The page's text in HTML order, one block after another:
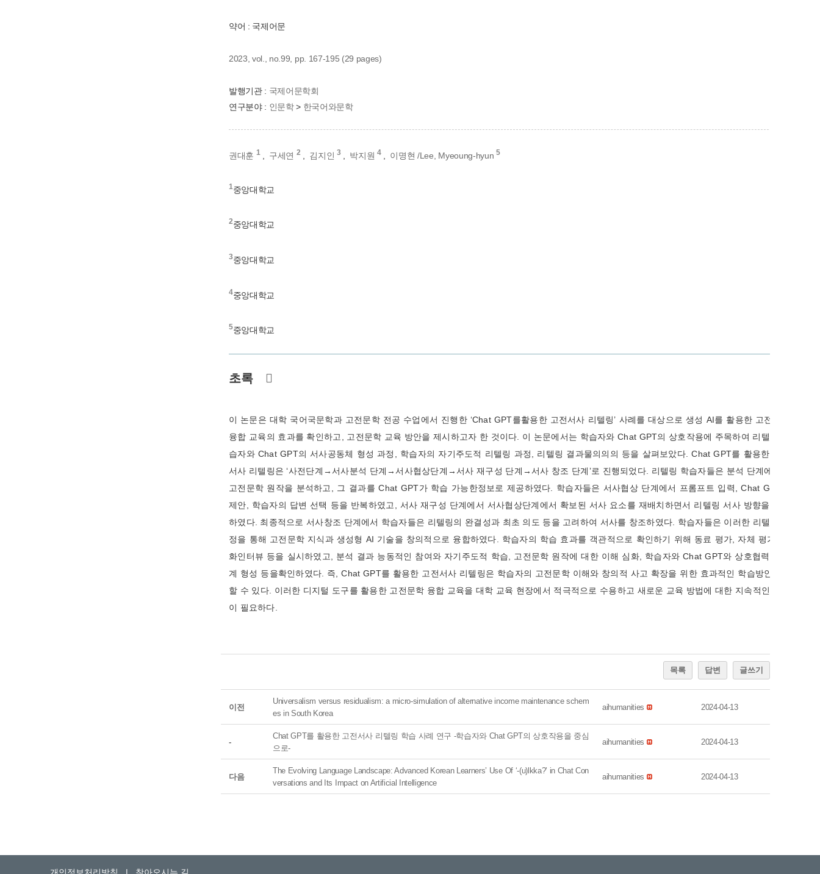
약어 : 국제어문
2023, vol., no.99, pp. 167-195 (29 pages)
발행기관 : 국제어문학회
연구분야 : 인문학> 한국어와문학
권대훈 1, 구세연 2 김지인 3 박지원 4, 이명현 /Lee, Myeoung-hyun 5
1중앙대학교
2중앙대학교
3중앙대학교
4중앙대학교
5중앙대학교
초록
이 논문은 대학 국어국문학과 고전문학 전공 수업에서 진행한 ‘Chat GPT를활용한 고전서사 리텔링’ 사례를 대상으로 생성 AI를 활용한 고전문학
융합 교육의 효과를 확인하고, 고전문학 교육 방안을 제시하고자 한 것이다. 이 논문에서는 학습자와 Chat GPT의 상호작용에 주목하여 리텔링 학
습자와 Chat GPT의 서사공동체 형성 과정, 학습자의 자기주도적 리텔링 과정, 리텔링 결과물의의의 등을 살펴보았다. Chat GPT를 활용한 고전
서사 리텔링은 ‘사전단계→서사분석 단계→서사협상단계→서사 재구성 단계→서사 창조 단계’로 진행되었다. 리텔링 학습자들은 분석 단계에서의
고전문학 원작을 분석하고, 그 결과를 Chat GPT가 학습 가능한정보로 제공하였다. 학습자들은 서사협상 단계에서 프롬프트 입력, Chat GPT의
제안, 학습자의 답변 선택 등을 반복하였고, 서사 재구성 단계에서 서사협상단계에서 확보된 서사 요소를 재배치하면서 리텔링 서사 방향을 결정
하였다. 최종적으로 서사창조 단계에서 학습자들은 리텔링의 완결성과 최초 의도 등을 고려하여 서사를 창조하였다. 학습자들은 이러한 리텔링 과
정을 통해 고전문학 지식과 생성형 AI 기술을 창의적으로 융합하였다. 학습자의 학습 효과를 객관적으로 확인하기 위해 동료 평가, 자체 평가, 심
화인터뷰 등을 실시하였고, 분석 결과 능동적인 참여와 자기주도적 학습, 고전문학 원작에 대한 이해 심화, 학습자와 Chat GPT와 상호협력적 관
계 형성 등을확인하였다. 즉, Chat GPT를 활용한 고전서사 리텔링은 학습자의 고전문학 이해와 창의적 사고 확장을 위한 효과적인 학습방안이라
할 수 있다. 이러한 디지털 도구를 활용한 고전문학 융합 교육을 대학 교육 현장에서 적극적으로 수용하고 새로운 교육 방법에 대한 지속적인 모색
이 필요하다.
목록 답변 글쓰기
이전
Universalism versus residualism: a micro-simulation of alternative income maintenance schem
es in South Korea
aihumanities 2024-04-13
-
Chat GPT를 활용한 고전서사 리텔링 학습 사례 연구 -학습자와 Chat GPT의 상호작용을 중심
으로-
aihumanities 2024-04-13
다음
The Evolving Language Landscape: Advanced Korean Learners’ Use Of ‘-(u)lkka?’ in Chat Con
versations and Its Impact on Artificial Intelligence
aihumanities 2024-04-13